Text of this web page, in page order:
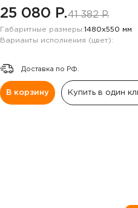
25 080 P.41 382 P.
Габаритные размеры:1480х550 мм
Варианты исполнения (цвет):
Доставка по РФ.
В корзину Купить в один